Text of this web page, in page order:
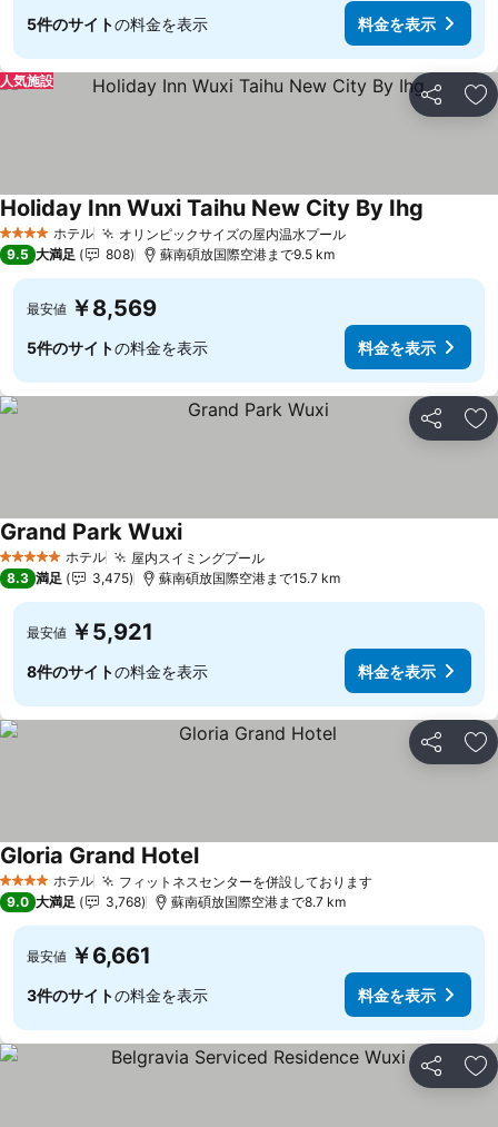
5件のサイトの料金を表示 料金を表示
シェア お
人気施設
4 ホテルのランク
ホテル オリンピックサイズの屋内温水プール
Holiday Inn Wuxi Taihu New City By Ihg
9.5 大満足 808 蘇南碩放国際空港まで9.5 km
最安値 ￥8,569
5件のサイトの料金を表示 料金を表示
シェア お
5 ホテルのランク
ホテル 屋内スイミングプール
Grand Park Wuxi
8.3 満足 3,475 蘇南碩放国際空港まで15.7 km
最安値 ￥5,921
8件のサイトの料金を表示 料金を表示
シェア お
4 ホテルのランク
ホテル フィットネスセンターを併設しております
Gloria Grand Hotel
9.0 大満足 3,768 蘇南碩放国際空港まで8.7 km
最安値 ￥6,661
3件のサイトの料金を表示 料金を表示
シェア お